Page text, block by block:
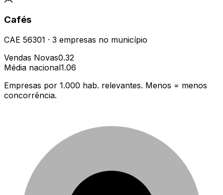
Cafés
CAE 56301 · 3 empresas no município
Vendas Novas0.32
Média nacional1.06
Empresas por 1.000 hab. relevantes. Menos = menos
concorrência.